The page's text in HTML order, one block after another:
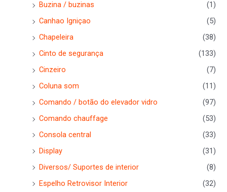
Buzina / buzinas
(1)
Canhao Igniçao
(5)
Chapeleira
(38)
Cinto de segurança
(133)
Cinzeiro
(7)
Coluna som
(11)
Comando / botão do elevador vidro
(97)
Comando chauffage
(53)
Consola central
(33)
Display
(31)
Diversos/ Suportes de interior
(8)
Espelho Retrovisor Interior
(32)